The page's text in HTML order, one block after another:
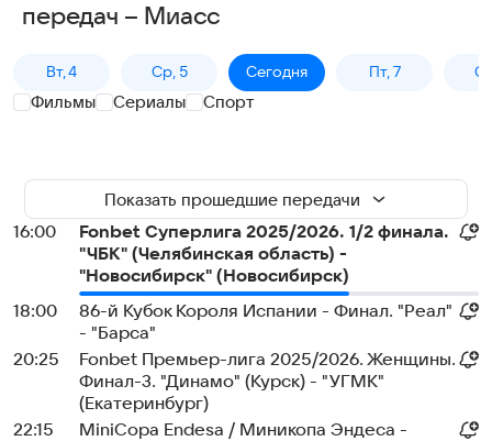
передач – Миасс
Вт, 4 Ср, 5 Сегодня Пт, 7
Фильмы Сериалы Спорт
Показать прошедшие передачи
16:00
Fonbet Суперлига 2025/2026. 1/2 финала.
"ЧБК" (Челябинская область) -
"Новосибирск" (Новосибирск)
18:00
86-й Кубок Короля Испании - Финал. "Реал"
- "Барса"
20:25
Fonbet Премьер-лига 2025/2026. Женщины.
Финал-3. "Динамо" (Курск) - "УГМК"
(Екатеринбург)
22:15
MiniCopa Endesa / Миникопа Эндеса -